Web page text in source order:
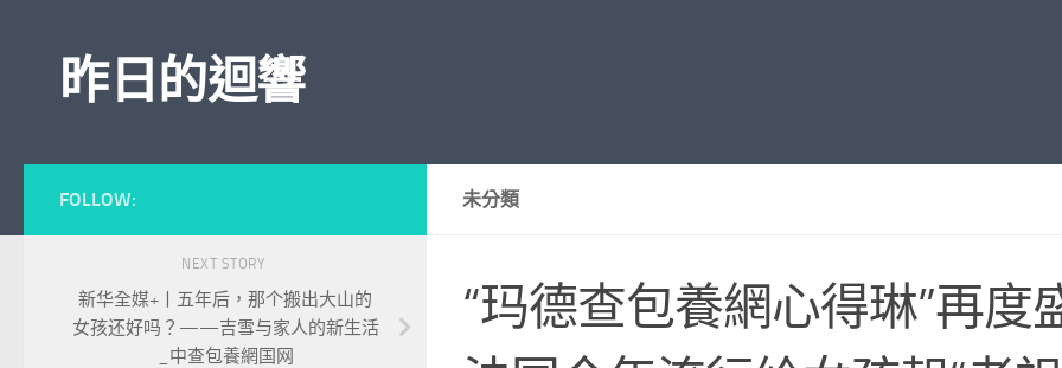
昨日的迴響
未分類
“玛德查包養網心得琳”再度
FOLLOW:
NEXT STORY
新华全媒+丨五年后，那个搬出大山的
女孩还好吗？——吉雪与家人的新生活
_中查包養網国网